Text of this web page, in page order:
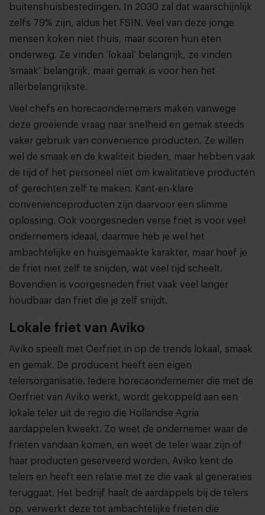
buitenshuisbestedingen. In 2030 zal dat waarschijnlijk
zelfs 79% zijn, aldus het FSIN. Veel van deze jonge
mensen koken niet thuis, maar scoren hun eten
onderweg. Ze vinden ‘lokaal’ belangrijk, ze vinden
‘smaak’ belangrijk, maar gemak is voor hen het
allerbelangrijkste.
Veel chefs en horecaondernemers maken vanwege
deze groeiende vraag naar snelheid en gemak steeds
vaker gebruik van convenience producten. Ze willen
wel de smaak en de kwaliteit bieden, maar hebben vaak
de tijd of het personeel niet om kwalitatieve producten
of gerechten zelf te maken. Kant-en-klare
convenienceproducten zijn daarvoor een slimme
oplossing. Ook voorgesneden verse friet is voor veel
ondernemers ideaal, daarmee heb je wel het
ambachtelijke en huisgemaakte karakter, maar hoef je
de friet niet zelf te snijden, wat veel tijd scheelt.
Bovendien is voorgesneden friet vaak veel langer
houdbaar dan friet die je zelf snijdt.
Lokale friet van Aviko
Aviko speelt met Oerfriet in op de trends lokaal, smaak
en gemak. De producent heeft een eigen
telersorganisatie. Iedere horecaondernemer die met de
Oerfriet van Aviko werkt, wordt gekoppeld aan een
lokale teler uit de regio die Hollandse Agria
aardappelen kweekt. Zo weet de ondernemer waar de
frieten vandaan komen, en weet de teler waar zijn of
haar producten geserveerd worden. Aviko kent de
telers en heeft een relatie met ze die vaak al generaties
teruggaat. Het bedrijf haalt de aardappels bij de telers
op, verwerkt deze tot ambachtelijke frieten die